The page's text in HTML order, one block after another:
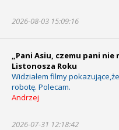
2026-08-03 15:09:16
„Pani Asiu, czemu pani nie
Listonosza Roku
Widziałem filmy
robotę. Polecam.
Andrzej
2026-07-31 12:18:42